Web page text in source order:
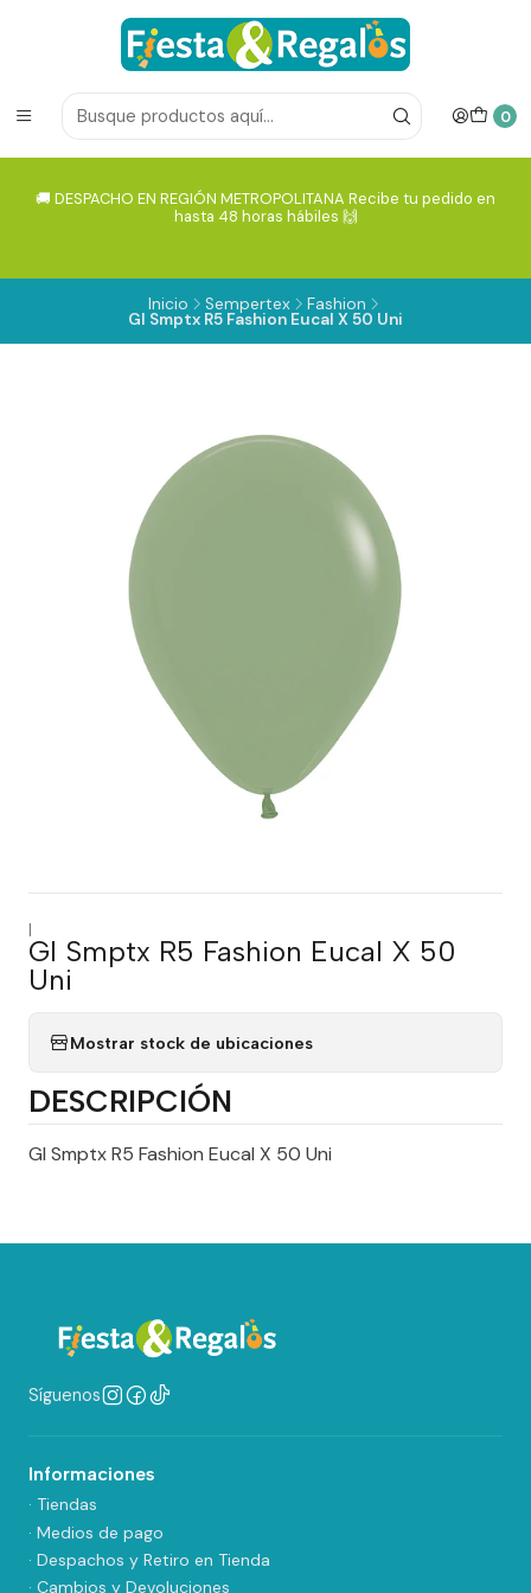
0
🚚 DESPACHO EN REGIÓN METROPOLITANA Recibe tu pedido en
hasta 48 horas hábiles 🙌
Inicio Sempertex Fashion
Gl Smptx R5 Fashion Eucal X 50 Uni
|
Gl Smptx R5 Fashion Eucal X 50
Uni
Mostrar stock de ubicaciones
DESCRIPCIÓN
Gl Smptx R5 Fashion Eucal X 50 Uni
Síguenos
Informaciones
· Tiendas
· Medios de pago
· Despachos y Retiro en Tienda
· Cambios y Devoluciones